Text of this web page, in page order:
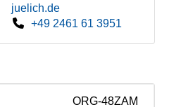
juelich.de
+49 2461 61 3951
ORG-48ZAM